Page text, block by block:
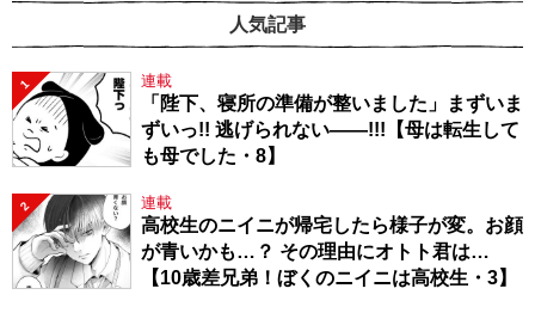
人気記事
1 連載
「陛下、寝所の準備が整いました」まずいま
ずいっ!! 逃げられない――!!!【母は転生して
も母でした・8】
2 連載
高校生のニイニが帰宅したら様子が変。お顔
が青いかも…？ その理由にオトト君は…
【10歳差兄弟！ぼくのニイニは高校生・3】